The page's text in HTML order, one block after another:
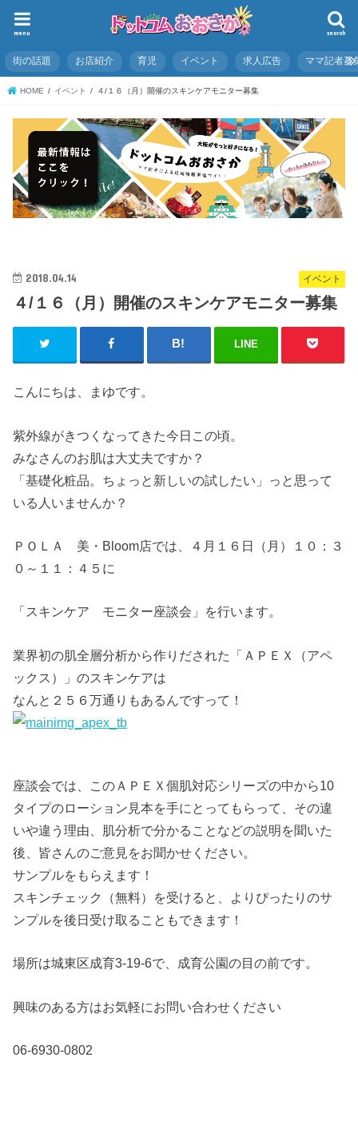
search
menu
街の話題 お店紹介 育児 イベント 求人広告 ママ記者募
HOME イベント ４/１６（月）開催のスキンケアモニター募集
イベント
2018.04.14
４/１６（月）開催のスキンケアモニター募集
LINE
こんにちは、まゆです。
紫外線がきつくなってきた今日この頃。
みなさんのお肌は大丈夫ですか？
「基礎化粧品。ちょっと新しいの試したい」っと思って
いる人いませんか？
ＰＯＬＡ 美・Bloom店では、４月１６日（月）１０：３
０～１１：４５に
「スキンケア モニター座談会」を行います。
業界初の肌全層分析から作りだされた「ＡＰＥＸ（アペ
ックス）」のスキンケアは
なんと２５６万通りもあるんですって！
座談会では、このＡＰＥＸ個肌対応シリーズの中から10
タイプのローション見本を手にとってもらって、その違
いや違う理由、肌分析で分かることなどの説明を聞いた
後、皆さんのご意見をお聞かせください。
サンプルをもらえます！
スキンチェック（無料）を受けると、よりぴったりのサ
ンプルを後日受け取ることもできます！
場所は城東区成育3-19-6で、成育公園の目の前です。
興味のある方はお気軽にお問い合わせください
06-6930-0802